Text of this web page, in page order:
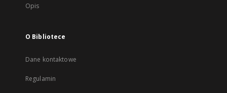
Opis
O Bibliotece
Dane kontaktowe
Regulamin